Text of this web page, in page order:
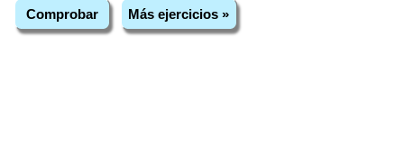
Comprobar Más ejercicios »